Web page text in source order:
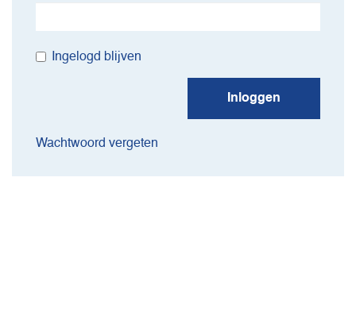
Ingelogd blijven
Inloggen
Wachtwoord vergeten